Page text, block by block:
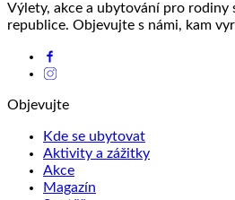
Výlety, akce a ubytování pro rodiny
republice. Objevujte s námi, kam
Objevujte
Kde se ubytovat
Aktivity a zážitky
Akce
Magazín